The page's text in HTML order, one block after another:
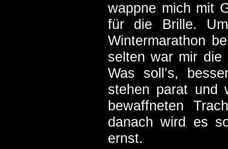
wappne mich mit
für die Brille.
Wintermarathon
selten war mir
Was soll’s,
stehen parat und
bewaffneten
danach wird es
ernst.